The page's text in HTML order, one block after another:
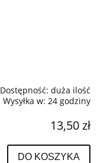
Dostępność: duża ilość
Wysyłka w: 24 godziny
13,50 zł
DO KOSZYKA